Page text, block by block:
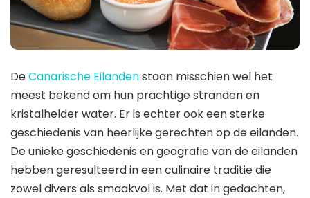
DeCanarische Eilandenstaan misschien wel het
meest bekend om hun prachtige stranden en
kristalhelder water. Er is echter ook een sterke
geschiedenis van heerlijke gerechten op de eilanden.
De unieke geschiedenis en geografie van de eilanden
hebben geresulteerd in een culinaire traditie die
zowel divers als smaakvol is. Met dat in gedachten,